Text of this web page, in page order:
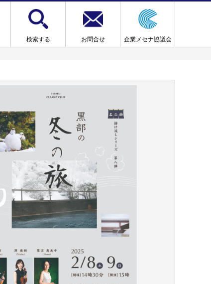
検索する お問合せ
企業メセナ協議会